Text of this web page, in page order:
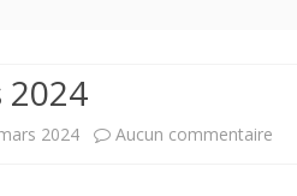
2024
2024 Aucun commentaire